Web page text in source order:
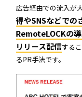
広告経由での流入が
得やSNSなどでの
RemoteLOCKの
リリース配信する
るPR手法です。